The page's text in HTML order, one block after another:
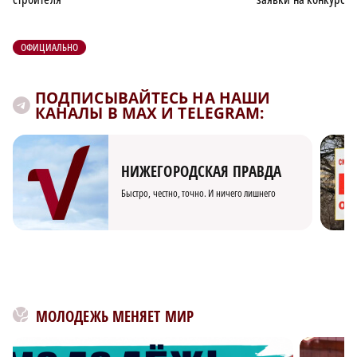
ОФИЦИАЛЬНО
ПОДПИСЫВАЙТЕСЬ НА НАШИ
КАНАЛЫ В MAX И TELEGRAM:
НИЖЕГОРОДСКАЯ ПРАВДА
Быстро, честно, точно. И ничего лишнего
МОЛОДЕЖЬ МЕНЯЕТ МИР